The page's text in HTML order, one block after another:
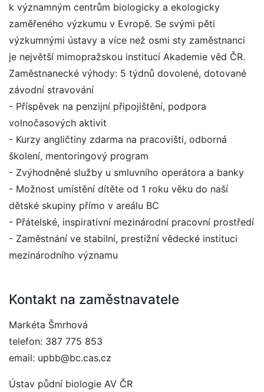
k významným centrům biologicky a ekologicky
zaměřeného výzkumu v Evropě. Se svými pěti
výzkumnými ústavy a více než osmi sty zaměstnanci
je největší mimopražskou institucí Akademie věd ČR.
Zaměstnanecké výhody: 5 týdnů dovolené, dotované
závodní stravování
- Příspěvek na penzijní připojištění, podpora
volnočasových aktivit
- Kurzy angličtiny zdarma na pracovišti, odborná
školení, mentoringový program
- Zvýhodněné služby u smluvního operátora a banky
- Možnost umístění dítěte od 1 roku věku do naší
dětské skupiny přímo v areálu BC
- Přátelské, inspirativní mezinárodní pracovní prostředí
- Zaměstnání ve stabilní, prestižní vědecké instituci
mezinárodního významu
Kontakt na zaměstnavatele
Markéta Šmrhová
telefon: 387 775 853
email: upbb@bc.cas.cz
Ústav půdní biologie AV ČR